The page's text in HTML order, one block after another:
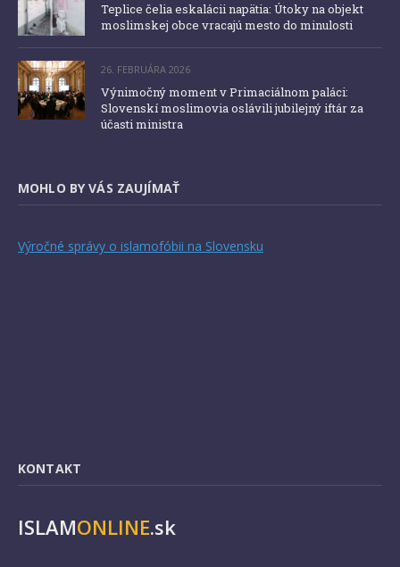
Teplice čelia eskalácii napätia: Útoky na objekt
moslimskej obce vracajú mesto do minulosti
26. FEBRUÁRA 2026
Výnimočný moment v Primaciálnom paláci:
Slovenskí moslimovia oslávili jubilejný iftár za
účasti ministra
MOHLO BY VÁS ZAUJÍMAŤ
Výročné správy o islamofóbii na Slovensku
KONTAKT
ISLAMONLINE.sk